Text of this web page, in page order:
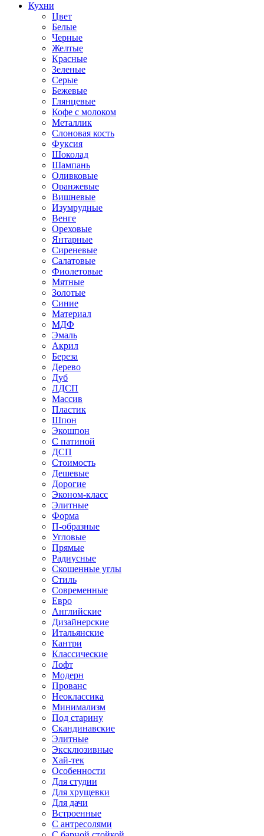
Кухни
Цвет
Белые
Черные
Желтые
Красные
Зеленые
Серые
Бежевые
Глянцевые
Кофе с молоком
Металлик
Слоновая кость
Фуксия
Шоколад
Шампань
Оливковые
Оранжевые
Вишневые
Изумрудные
Венге
Ореховые
Янтарные
Сиреневые
Салатовые
Фиолетовые
Мятные
Золотые
Синие
Материал
МДФ
Эмаль
Акрил
Береза
Дерево
Дуб
ЛДСП
Массив
Пластик
Шпон
Экошпон
С патиной
ДСП
Стоимость
Дешевые
Дорогие
Эконом-класс
Элитные
Форма
П-образные
Угловые
Прямые
Радиусные
Скошенные углы
Стиль
Современные
Евро
Английские
Дизайнерские
Итальянские
Кантри
Классические
Лофт
Модерн
Прованс
Неоклассика
Минимализм
Под старину
Скандинавские
Элитные
Эксклюзивные
Хай-тек
Особенности
Для студии
Для хрущевки
Для дачи
Встроенные
С антресолями